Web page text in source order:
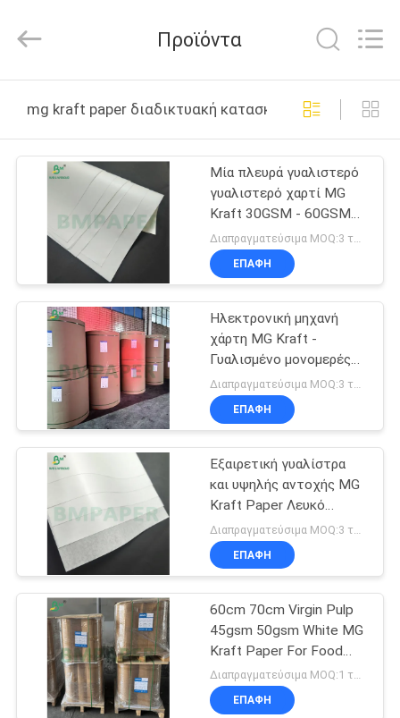
ΠΡΟΪΌΝΤΑ
ΣΧΕΤΙΚΆ
ΕΠΙΣΚΕΨΉ
ΕΡΓΟΣΤΑΣΊΟΥ
ΈΛΕΓΧΟΣ
ΠΟΙΌΤΗΤΑΣ
ΕΠΙΚΟΙΝΩΝΉΣΤΕ
ΜΑΖΊ
ΕΙΔΉΣΕΙΣ
ΥΠΟΘΈΣΕΙΣ
BMPAPER
CO.,LTD.
Reserved.
Προϊόντα
mg kraft paper διαδικτυακή κατασκευή
Μία πλευρά γυαλιστερό
γυαλιστερό χαρτί MG
Kraft 30GSM - 60GSM
για συσκευασία
τροφίμων
Διαπραγματεύσιμα MOQ:3 τόνους
ΕΠΑΦΉ
Ηλεκτρονική μηχανή
χάρτη MG Kraft -
Γυαλισμένο μονομερές
χαρτί 40gm 50gm
ΕΠΑΦΉ
Εξαιρετική γυαλίστρα
και υψηλής αντοχής MG
Kraft Paper Λευκό
χρώμα 30g - 60g
ΕΠΑΦΉ
60cm 70cm Virgin Pulp
45gsm 50gsm White MG
Kraft Paper For Food
Bags
Διαπραγματεύσιμα MOQ:1 τόνος
ΕΠΑΦΉ